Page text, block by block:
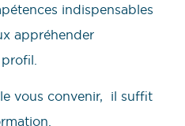
indispensables
appréhender
vous convenir, il suffit